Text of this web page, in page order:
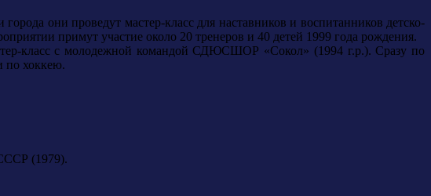
они проведут мастер-класс для наставников и воспитанников детско-
примут участие около 20 тренеров и 40 детей 1999 года рождения.
класс с молодежной командой СДЮСШОР «Сокол» (1994 г.р.). Сразу по
по хоккею.
(1979).